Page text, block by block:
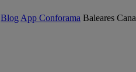
Blog App Conforama Baleares